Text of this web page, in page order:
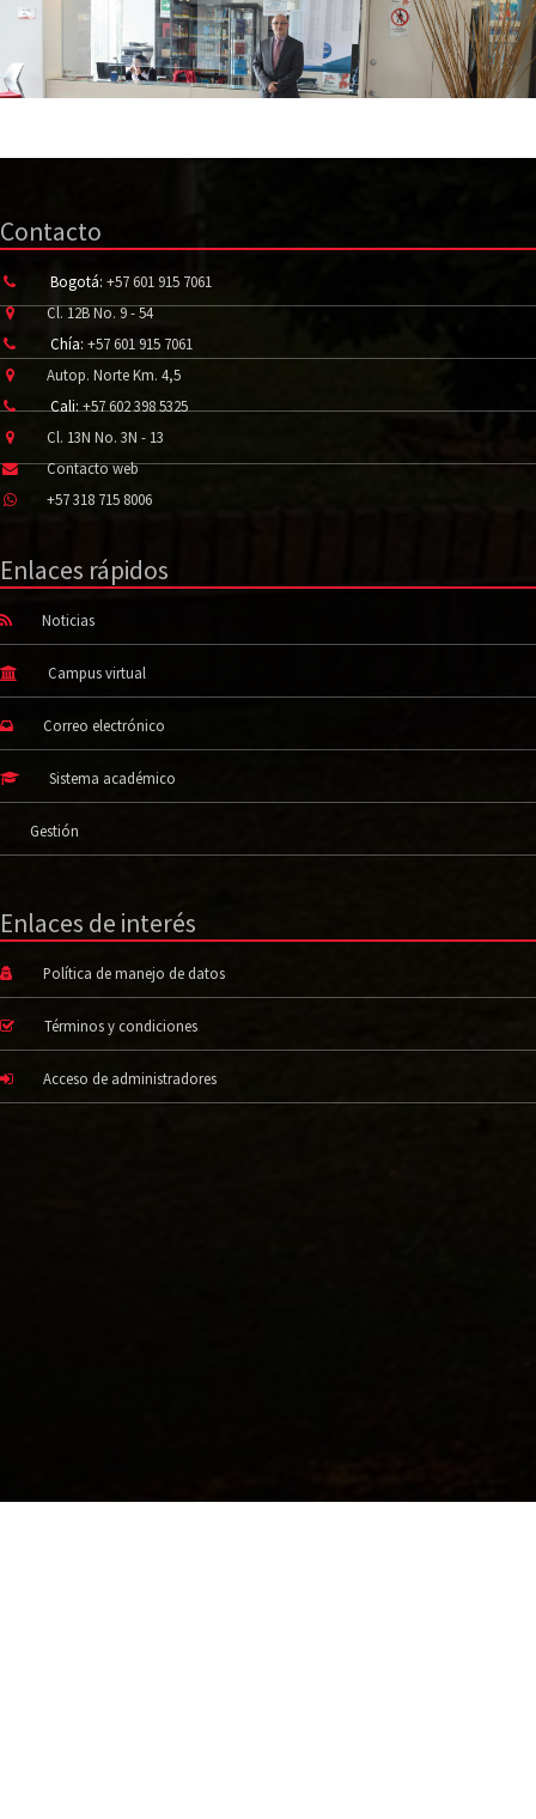
Contacto
Bogotá: +57 601 915 7061
Cl. 12B No. 9 - 54
Chía: +57 601 915 7061
Autop. Norte Km. 4,5
Cali: +57 602 398 5325
Cl. 13N No. 3N - 13
Contacto web
+57 318 715 8006
Enlaces rápidos
Noticias
Campus virtual
Correo electrónico
Sistema académico
Gestión
Enlaces de interés
Política de manejo de datos
Términos y condiciones
Acceso de administradores